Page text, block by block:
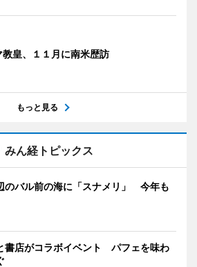
教皇、１１月に南米歴訪
もっと見る
みん経トピックス
のバル前の海に「スナメリ」 今年も
書店がコラボイベント パフェを味わ